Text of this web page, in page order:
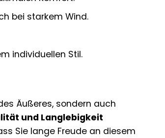
bei starkem Wind.
individuellen Stil.
Äußeres, sondern auch
und Langlebigkeit
Sie lange Freude an diesem